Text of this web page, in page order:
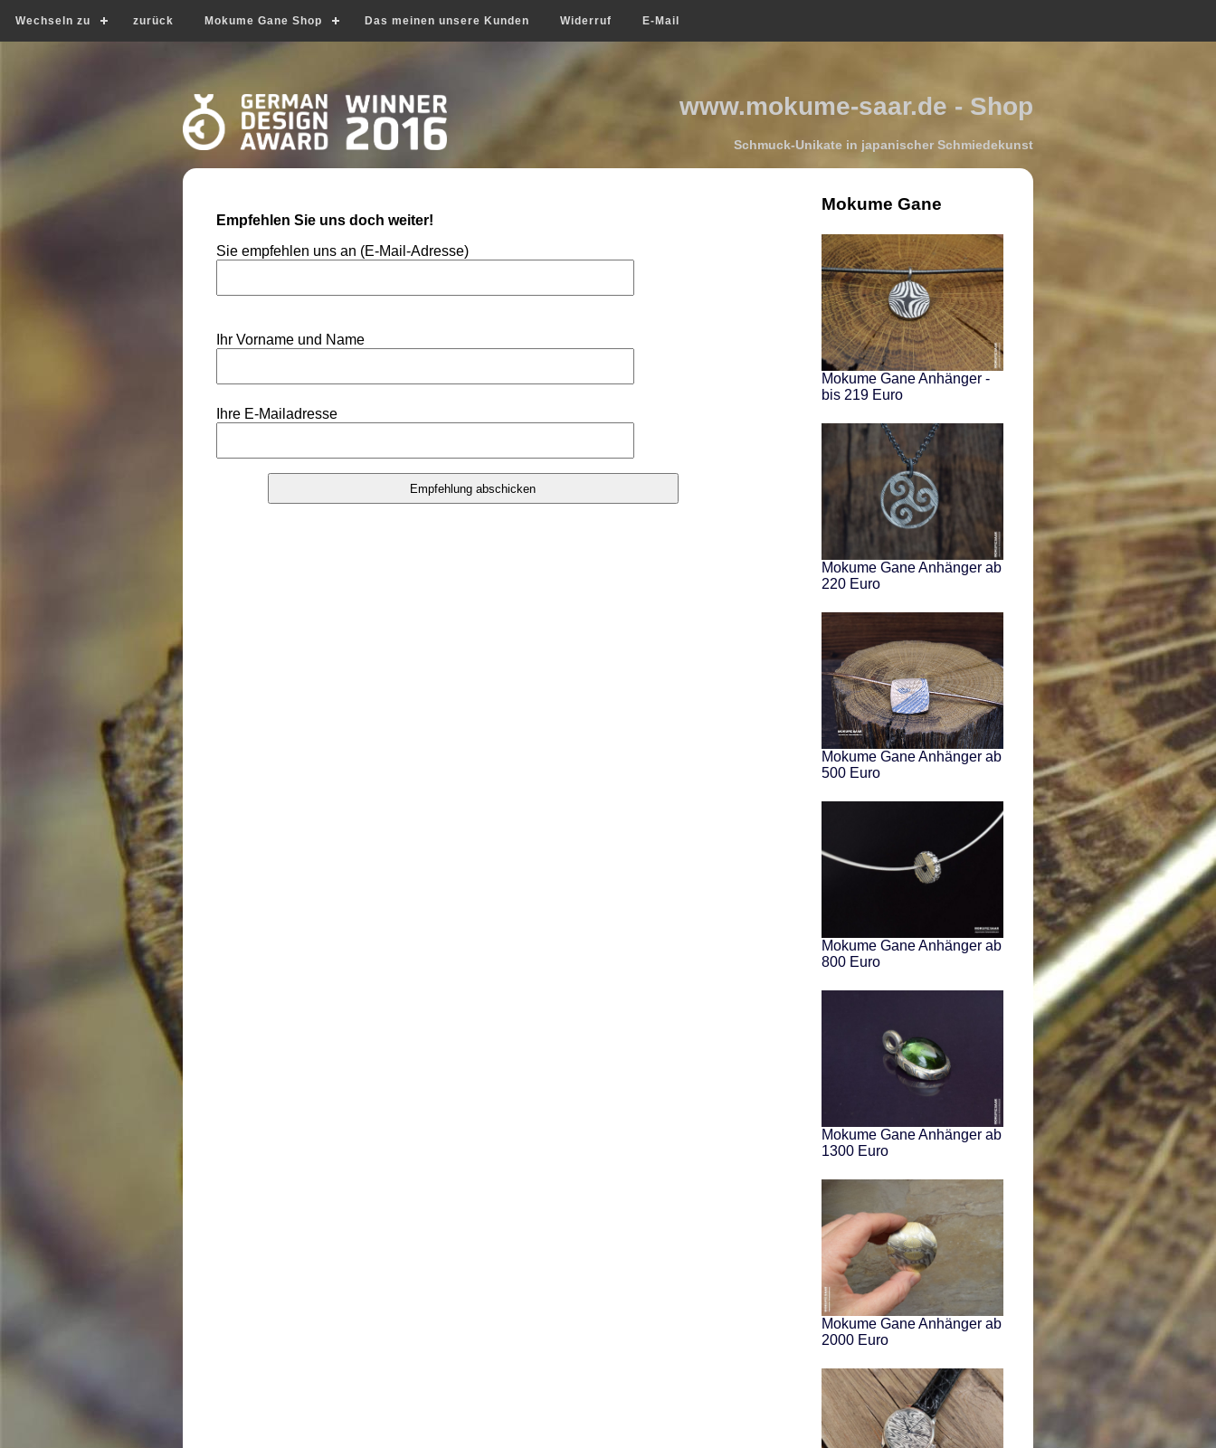
Wechseln zu zurück Mokume Gane Shop Das meinen unsere Kunden Widerruf E-Mail
www.mokume-saar.de - Shop
Schmuck-Unikate in japanischer Schmiedekunst
Empfehlen Sie uns doch weiter!
Sie empfehlen uns an (E-Mail-Adresse)
Ihr Vorname und Name
Ihre E-Mailadresse
Mokume Gane
Mokume Gane Anhänger -
bis 219 Euro
Mokume Gane Anhänger ab
220 Euro
Mokume Gane Anhänger ab
500 Euro
Mokume Gane Anhänger ab
800 Euro
Mokume Gane Anhänger ab
1300 Euro
Mokume Gane Anhänger ab
2000 Euro